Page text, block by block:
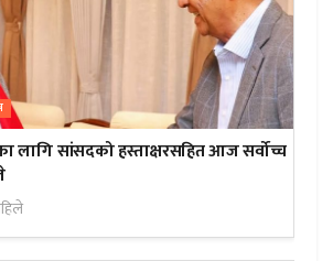
लागि सांसदको हस्ताक्षरसहित आज सर्वोच्च